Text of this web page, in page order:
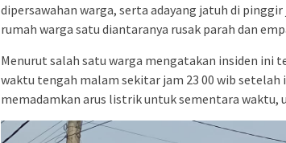
dipersawahan warga, serta adayang jatuh di
rumah warga satu diantaranya rusak parah dan
Menurut salah satu warga mengatakan insiden ini
waktu tengah malam sekitar jam 23 00 wib
memadamkan arus listrik untuk sementara waktu,